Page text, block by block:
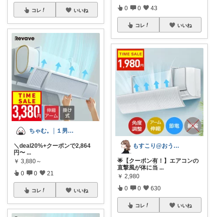
コレ いいね
ちゃむ。│１男２女＋🐶のふっくらママ
＼deal20%+クーポンで2,864
円〜 ...
￥ 3,880～
0 0 21
コレ いいね
0 0 43
コレ いいね
もすこり@おうち満喫＆外出頑張る
🌟【クーポン有！】エアコンの
直撃風が体に当 ...
￥ 2,980
0 0 630
コレ いいね